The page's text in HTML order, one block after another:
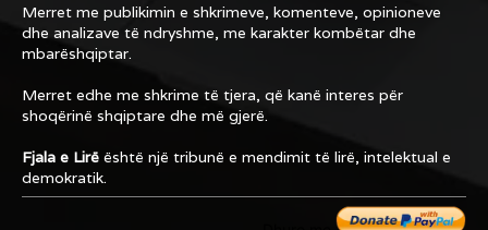
Merret me publikimin e shkrimeve, komenteve, opinioneve
dhe analizave të ndryshme, me karakter kombëtar dhe
mbarëshqiptar.
Merret edhe me shkrime të tjera, që kanë interes për
shoqërinë shqiptare dhe më gjerë.
Fjala e Lirë është një tribunë e mendimit të lirë, intelektual e
demokratik.